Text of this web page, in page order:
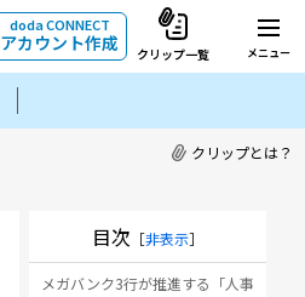
doda CONNECT
アカウント作成 クリップ一覧 メニュー
クリップとは？
目次 ［非表示］
メガバンク3行が推進する「人事